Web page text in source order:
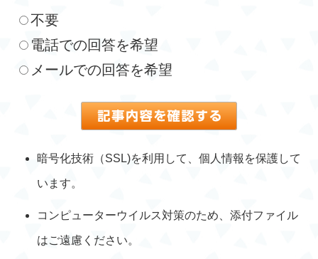
不要
電話での回答を希望
メールでの回答を希望
暗号化技術（SSL)を利用して、個人情報を保護して
います。
コンピューターウイルス対策のため、添付ファイル
はご遠慮ください。